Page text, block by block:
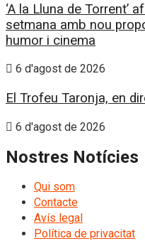
‘A la Lluna de Torrent’
setmana amb nou
humor i cinema
6 d'agost de 2026
El Trofeu Taronja, en
6 d'agost de 2026
Nostres Notícies
Qui som
Contacte
Avís legal
Política de privacitat